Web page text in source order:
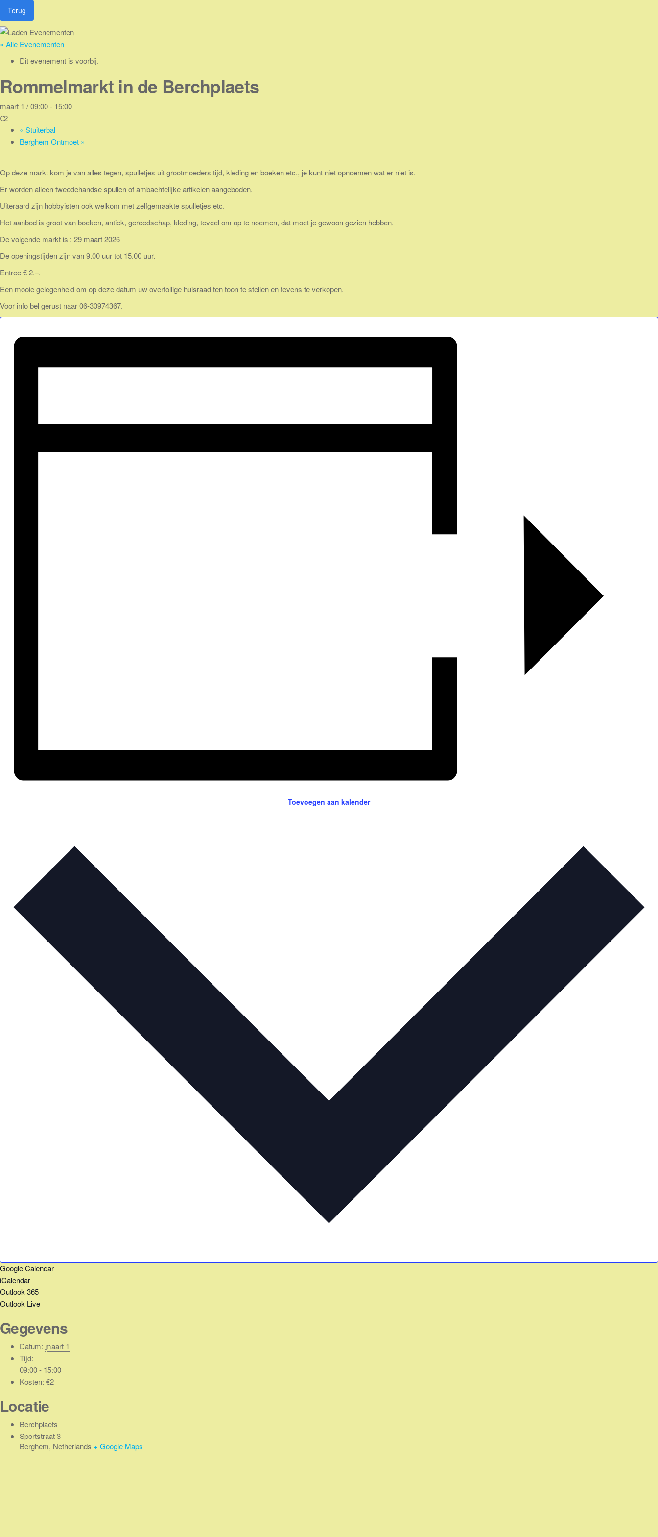
naar
de
inhoud
Terug
« Alle Evenementen
Dit evenement is voorbij.
Rommelmarkt in de Berchplaets
maart 1 / 09:00- 15:00
€2
« Stuiterbal
Berghem Ontmoet »
Op deze markt kom je van alles tegen, spulletjes uit grootmoeders tijd, kleding en boeken etc., je kunt niet opnoemen wat er niet is.
Er worden alleen tweedehandse spullen of ambachtelijke artikelen aangeboden.
Uiteraard zijn hobbyisten ook welkom met zelfgemaakte spulletjes etc.
Het aanbod is groot van boeken, antiek, gereedschap, kleding, teveel om op te noemen, dat moet je gewoon gezien hebben.
De volgende markt is : 29 maart 2026
De openingstijden zijn van 9.00 uur tot 15.00 uur.
Entree € 2.–.
Een mooie gelegenheid om op deze datum uw overtollige huisraad ten toon te stellen en tevens te verkopen.
Voor info bel gerust naar 06-30974367.
Toevoegen aan kalender
Google Calendar
iCalendar
Outlook 365
Outlook Live
Gegevens
Datum: maart 1
Tijd:
09:00 - 15:00
Kosten: €2
Locatie
Berchplaets
Sportstraat 3
Berghem, Netherlands + Google Maps